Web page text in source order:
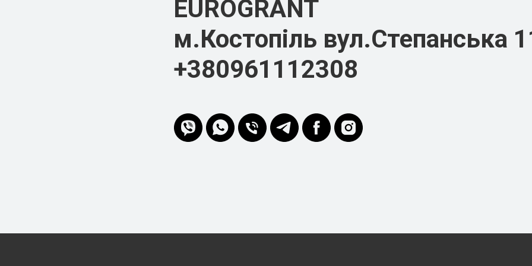
EUROGRANT
м.Костопіль вул.Степанська
+380961112308